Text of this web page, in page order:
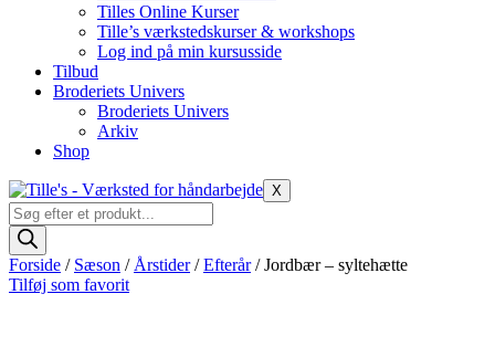
Tilles Online Kurser
Tille’s værkstedskurser & workshops
Log ind på min kursusside
Tilbud
Broderiets Univers
Broderiets Univers
Arkiv
Shop
X
Products
search
Forside / Sæson / Årstider/Efterår/ Jordbær – syltehætte
Tilføj som favorit